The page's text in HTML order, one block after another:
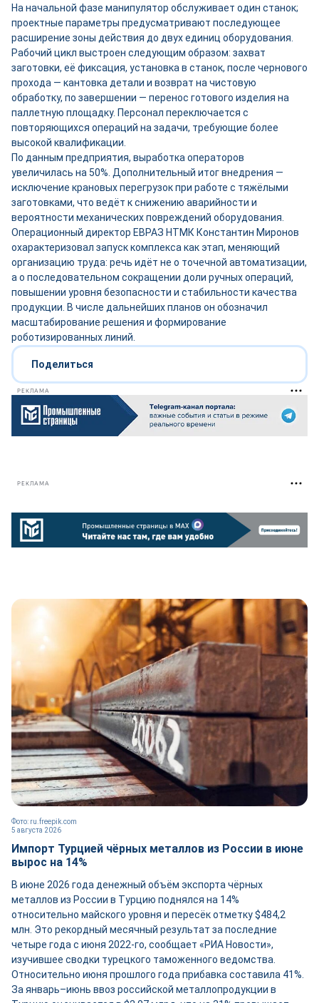
На начальной фазе манипулятор обслуживает один станок;
проектные параметры предусматривают последующее
расширение зоны действия до двух единиц оборудования.
Рабочий цикл выстроен следующим образом: захват
заготовки, её фиксация, установка в станок, после чернового
прохода — кантовка детали и возврат на чистовую
обработку, по завершении — перенос готового изделия на
паллетную площадку. Персонал переключается с
повторяющихся операций на задачи, требующие более
высокой квалификации.
По данным предприятия, выработка операторов
увеличилась на 50%. Дополнительный итог внедрения —
исключение крановых перегрузок при работе с тяжёлыми
заготовками, что ведёт к снижению аварийности и
вероятности механических повреждений оборудования.
Операционный директор ЕВРАЗ НТМК Константин Миронов
охарактеризовал запуск комплекса как этап, меняющий
организацию труда: речь идёт не о точечной автоматизации,
а о последовательном сокращении доли ручных операций,
повышении уровня безопасности и стабильности качества
продукции. В числе дальнейших планов он обозначил
масштабирование решения и формирование
роботизированных линий.
Поделиться
РЕКЛАМА
РЕКЛАМА
5 августа 2026
Фото: ru.freepik.com
Импорт Турцией чёрных металлов из России в июне
вырос на 14%
В июне 2026 года денежный объём экспорта чёрных
металлов из России в Турцию поднялся на 14%
относительно майского уровня и пересёк отметку $484,2
млн. Это рекордный месячный результат за последние
четыре года с июня 2022-го, сообщает «РИА Новости»,
изучившее сводки турецкого таможенного ведомства.
Относительно июня прошлого года прибавка составила 41%.
За январь–июнь ввоз российской металлопродукции в